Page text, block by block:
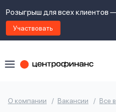
Розыгрыш для всех клиентов
Участвовать
О компании Вакансии Все
Я